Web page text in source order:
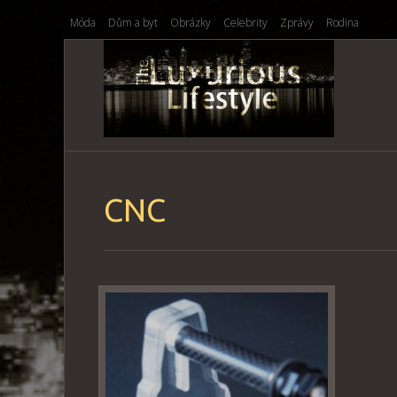
Móda Dům a byt Obrázky Celebrity Zprávy Rodina
CNC